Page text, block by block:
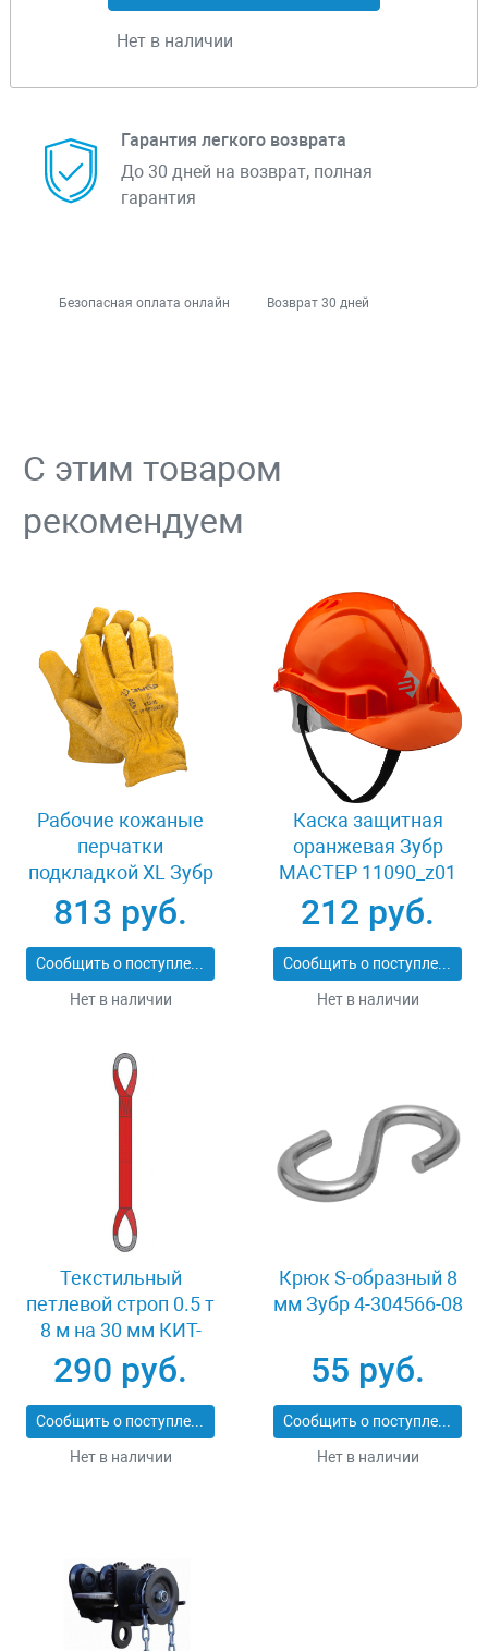
Нет в наличии
Гарантия легкого возврата
До 30 дней на возврат, полная
гарантия
Безопасная оплата онлайн Возврат 30 дней
С этим товаром
рекомендуем
Рабочие кожаные
перчатки
подкладкой XL Зубр
МАСТЕР 1135-XL
813 руб.
Сообщить о поступлении
Нет в наличии
Каска защитная
оранжевая Зубр
МАСТЕР 11090_z01
212 руб.
Сообщить о поступлении
Нет в наличии
Текстильный
петлевой строп 0.5 т
8 м на 30 мм КИТ-
СТП-0.5-8
290 руб.
Сообщить о поступлении
Нет в наличии
Крюк S-образный 8
мм Зубр 4-304566-08
55 руб.
Сообщить о поступлении
Нет в наличии